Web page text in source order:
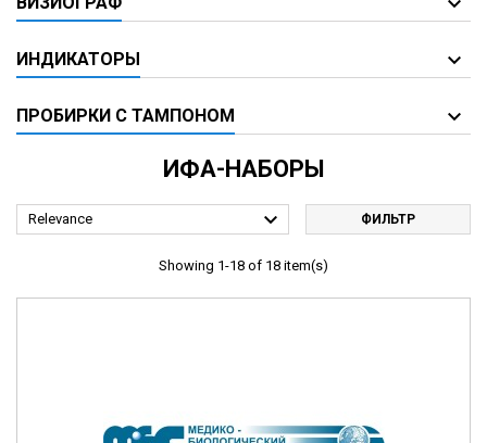
ИНДИКАТОРЫ
ПРОБИРКИ С ТАМПОНОМ
ИФА-НАБОРЫ
Relevance  ФИЛЬТР
Showing 1-18 of 18 item(s)